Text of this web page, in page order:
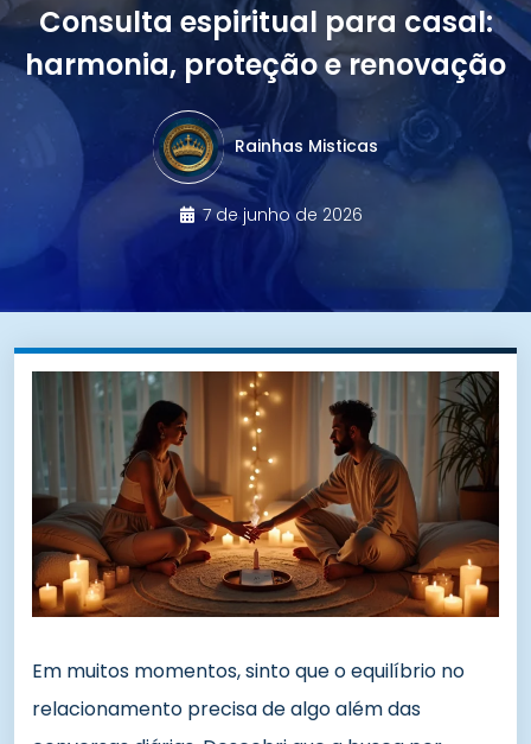
Consulta espiritual para casal:
harmonia, proteção e renovação
Rainhas Misticas
7 de junho de 2026
Em muitos momentos, sinto que o equilíbrio no
relacionamento precisa de algo além das